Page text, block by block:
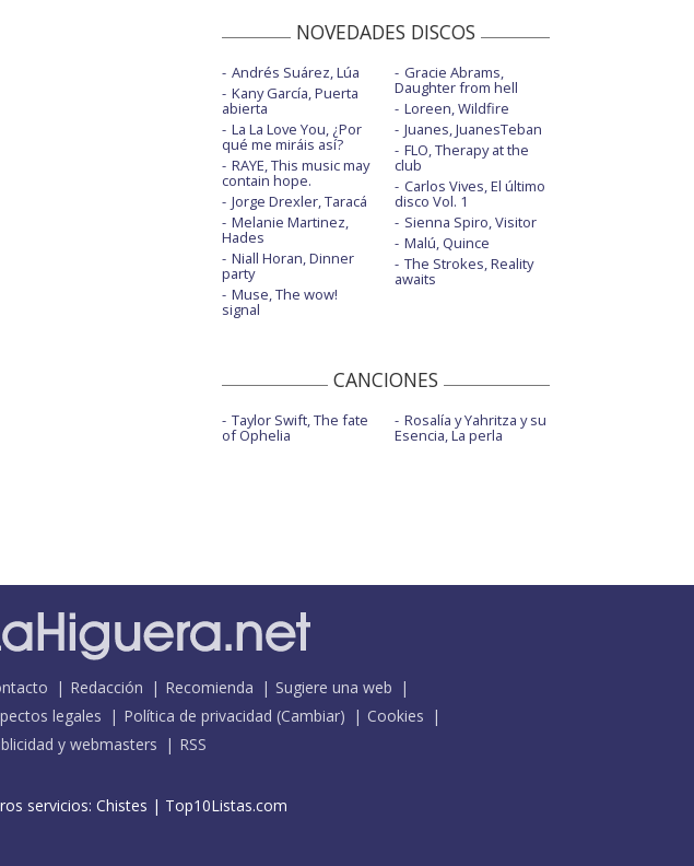
NOVEDADES DISCOS
Andrés Suárez, Lúa
Kany García, Puerta
abierta
La La Love You, ¿Por
qué me miráis así?
RAYE, This music may
contain hope.
Jorge Drexler, Taracá
Melanie Martinez,
Hades
Niall Horan, Dinner
party
Muse, The wow!
signal
Gracie Abrams,
Daughter from hell
Loreen, Wildfire
Juanes, JuanesTeban
FLO, Therapy at the
club
Carlos Vives, El último
disco Vol. 1
Sienna Spiro, Visitor
Malú, Quince
The Strokes, Reality
awaits
CANCIONES
Taylor Swift, The fate
of Ophelia
Rosalía y Yahritza y su
Esencia, La perla
Redacción Recomienda
Sugiere una web
legales
Política de privacidad (Cambiar)
Cookies
y webmasters
RSS
servicios: Chistes | Top10Listas.com